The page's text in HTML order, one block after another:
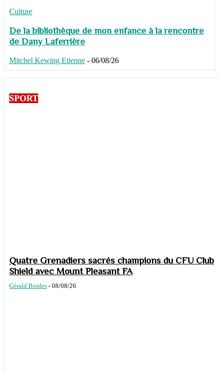
Culture
De la bibliothèque de mon enfance à la rencontre
de Dany Laferrière
Mitchel Kewing Etienne - 06/08/26
SPORT
Quatre Grenadiers sacrés champions du CFU Club
Shield avec Mount Pleasant FA
Gérald Bordes - 08/08/26